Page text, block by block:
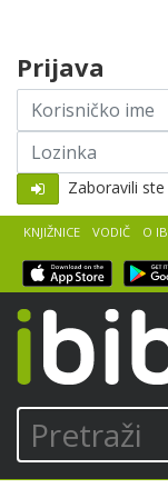
Pretraži
KNJIŽNICE VODIČ O
Prijava
Korisničko
ime
Lozinka
Zaboravili ste